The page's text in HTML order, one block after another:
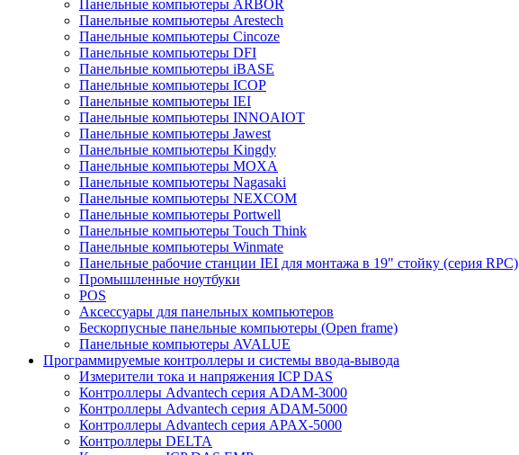
Панельные компьютеры ARBOR
Панельные компьютеры Arestech
Панельные компьютеры Cincoze
Панельные компьютеры DFI
Панельные компьютеры iBASE
Панельные компьютеры ICOP
Панельные компьютеры IEI
Панельные компьютеры INNOAIOT
Панельные компьютеры Jawest
Панельные компьютеры Kingdy
Панельные компьютеры MOXA
Панельные компьютеры Nagasaki
Панельные компьютеры NEXCOM
Панельные компьютеры Portwell
Панельные компьютеры Touch Think
Панельные компьютеры Winmate
Панельные рабочие станции IEI для монтажа в 19" стойку (серия RPC)
Промышленные ноутбуки
POS
Аксессуары для панельных компьютеров
Бескорпусные панельные компьютеры (Open frame)
Панельные компьютеры AVALUE
Программируемые контроллеры и системы ввода-вывода
Измерители тока и напряжения ICP DAS
Контроллеры Advantech серия ADAM-3000
Контроллеры Advantech серия ADAM-5000
Контроллеры Advantech серия APAX-5000
Контроллеры DELTA